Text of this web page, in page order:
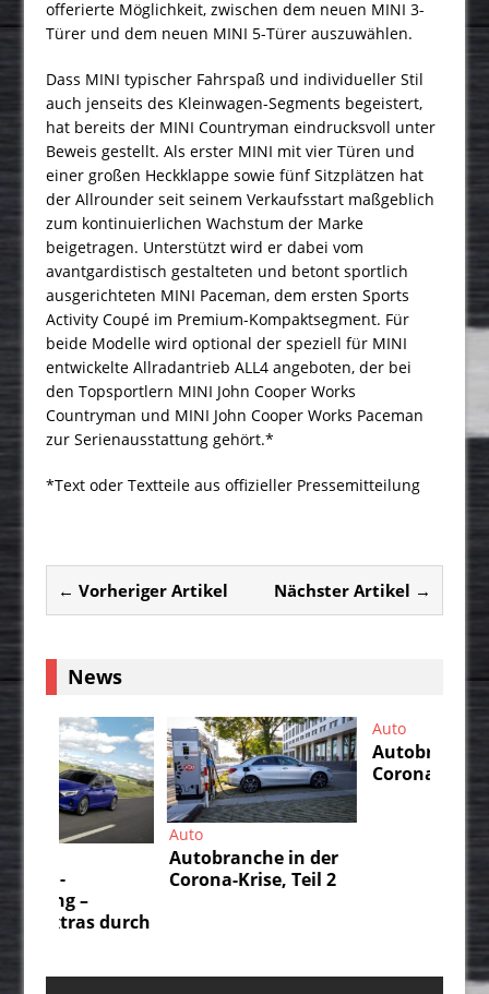
offerierte Möglichkeit, zwischen dem neuen MINI 3-
Türer und dem neuen MINI 5-Türer auszuwählen.
Dass MINI typischer Fahrspaß und individueller Stil
auch jenseits des Kleinwagen-Segments begeistert,
hat bereits der MINI Countryman eindrucksvoll unter
Beweis gestellt. Als erster MINI mit vier Türen und
einer großen Heckklappe sowie fünf Sitzplätzen hat
der Allrounder seit seinem Verkaufsstart maßgeblich
zum kontinuierlichen Wachstum der Marke
beigetragen. Unterstützt wird er dabei vom
avantgardistisch gestalteten und betont sportlich
ausgerichteten MINI Paceman, dem ersten Sports
Activity Coupé im Premium-Kompaktsegment. Für
beide Modelle wird optional der speziell für MINI
entwickelte Allradantrieb ALL4 angeboten, der bei
den Topsportlern MINI John Cooper Works
Countryman und MINI John Cooper Works Paceman
zur Serienausstattung gehört.*
*Text oder Textteile aus offizieller Pressemitteilung
← Vorheriger Artikel Nächster Artikel →
News
Auto
Autobranche in der
Corona-Krise, Teil 2
Auto
Autobranche in der
Corona-Krise, Teil 1